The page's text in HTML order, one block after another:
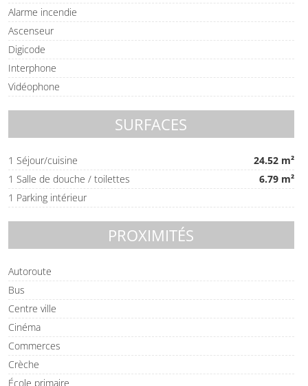
Alarme incendie
Ascenseur
Digicode
Interphone
Vidéophone
SURFACES
1 Séjour/cuisine
24.52 m²
1 Salle de douche / toilettes
6.79 m²
1 Parking intérieur
PROXIMITÉS
Autoroute
Bus
Centre ville
Cinéma
Commerces
Crèche
École primaire